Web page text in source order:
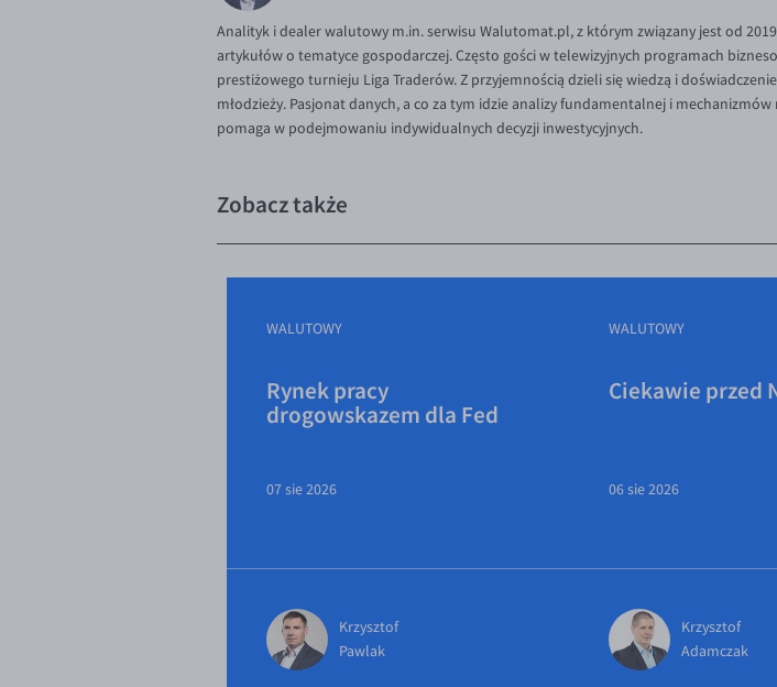
Analityk i dealer walutowy m.in. serwisu Walutomat.pl, z którym związany jest od
artykułów o tematyce gospodarczej. Często gości w telewizyjnych programach
prestiżowego turnieju Liga Traderów. Z przyjemnością dzieli się wiedzą i
młodzieży. Pasjonat danych, a co za tym idzie analizy fundamentalnej i
pomaga w podejmowaniu indywidualnych decyzji inwestycyjnych.
Zobacz także
WALUTOWY
Rynek pracy
drogowskazem dla Fed
07 sie 2026
Krzysztof
Pawlak
WALUTOWY
Ciekawie przed
06 sie 2026
Krzysztof
Adamczak